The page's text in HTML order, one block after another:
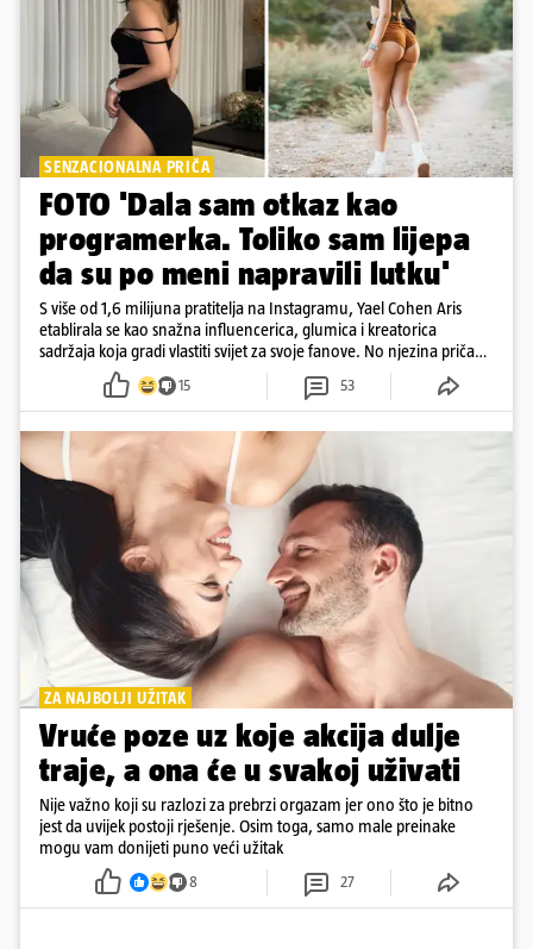
SENZACIONALNA PRIČA
FOTO 'Dala sam otkaz kao
programerka. Toliko sam lijepa
da su po meni napravili lutku'
S više od 1,6 milijuna pratitelja na Instagramu, Yael Cohen Aris
etablirala se kao snažna influencerica, glumica i kreatorica
sadržaja koja gradi vlastiti svijet za svoje fanove. No njezina priča
pokazuje da online slava dolazi i s neočekivanim izazovima
15 53
ZA NAJBOLJI UŽITAK
Vruće poze uz koje akcija dulje
traje, a ona će u svakoj uživati
Nije važno koji su razlozi za prebrzi orgazam jer ono što je bitno
jest da uvijek postoji rješenje. Osim toga, samo male preinake
mogu vam donijeti puno veći užitak
8 27